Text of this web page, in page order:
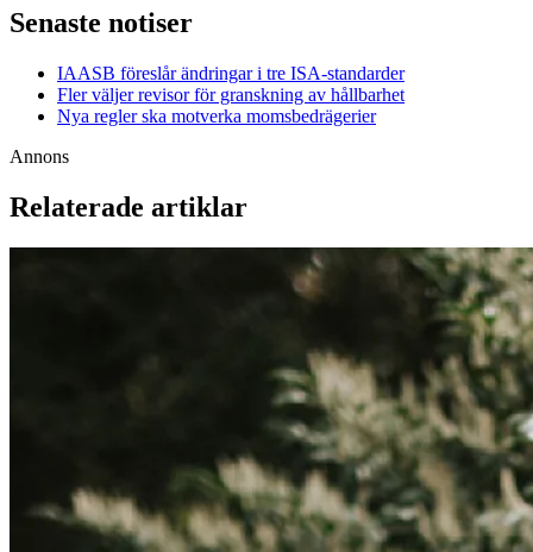
Senaste notiser
IAASB föreslår ändringar i tre ISA-standarder
Fler väljer revisor för granskning av hållbarhet
Nya regler ska motverka momsbedrägerier
Annons
Relaterade artiklar